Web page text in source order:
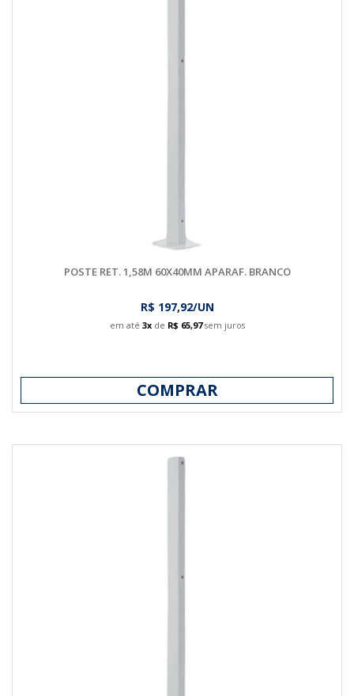
POSTE RET. 1,58M 60X40MM APARAF. BRANCO
R$ 197,92/UN
em até 3xde R$ 65,97sem juros
COMPRAR